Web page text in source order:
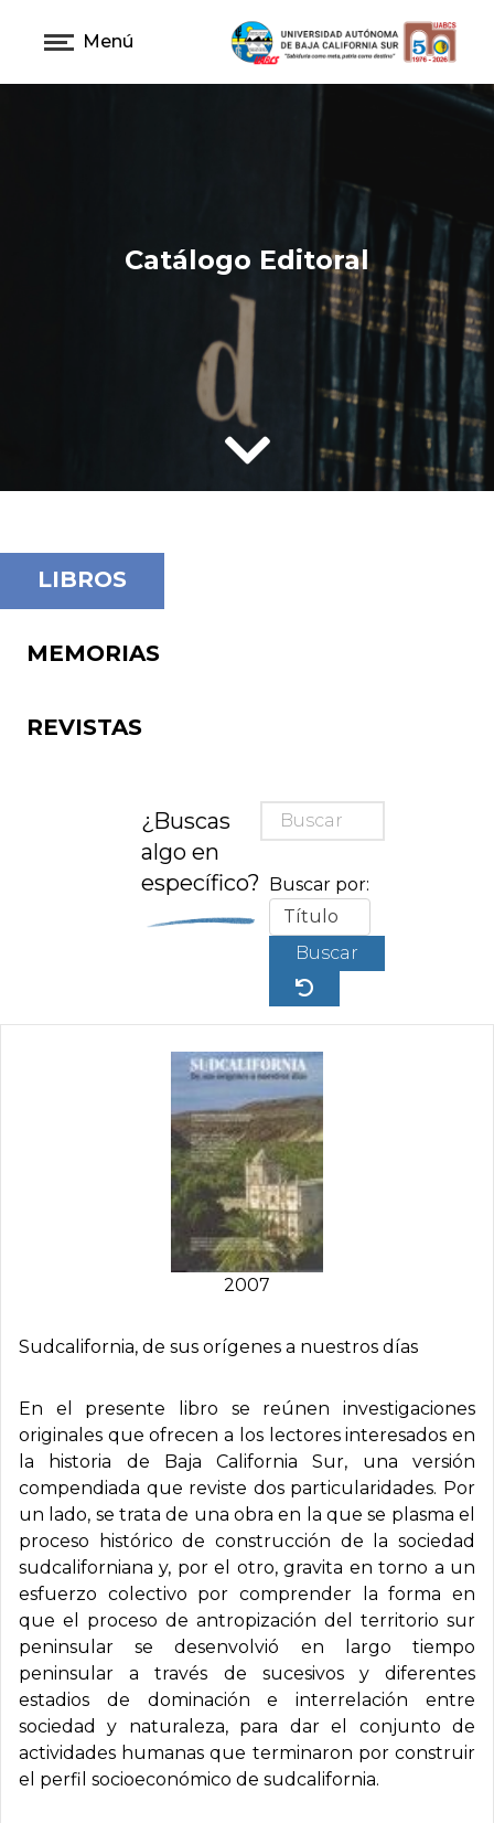
Menú
Catálogo Editoral
LIBROS
MEMORIAS
REVISTAS
¿Buscas
algo en
específico?
Buscar por:
Buscar
2007
Sudcalifornia, de sus orí­genes a nuestros dí­as
En el presente libro se reúnen investigaciones
originales que ofrecen a los lectores interesados en
la historia de Baja California Sur, una versión
compendiada que reviste dos particularidades. Por
un lado, se trata de una obra en la que se plasma el
proceso histórico de construcción de la sociedad
sudcaliforniana y, por el otro, gravita en torno a un
esfuerzo colectivo por comprender la forma en
que el proceso de antropización del territorio sur
peninsular se desenvolvió en largo tiempo
peninsular a través de sucesivos y diferentes
estadios de dominación e interrelación entre
sociedad y naturaleza, para dar el conjunto de
actividades humanas que terminaron por construir
el perfil socioeconómico de sudcalifornia.